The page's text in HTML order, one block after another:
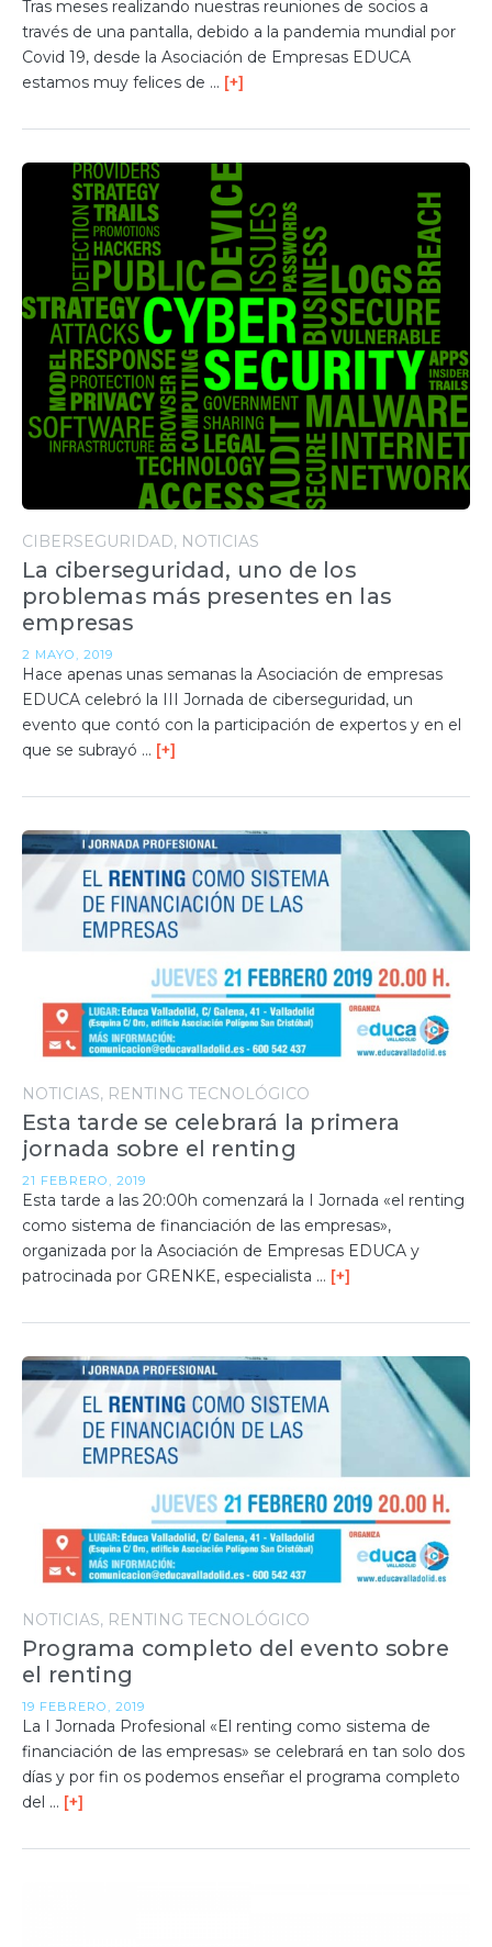
Tras meses realizando nuestras reuniones de socios a
través de una pantalla, debido a la pandemia mundial por
Covid 19, desde la Asociación de Empresas EDUCA
estamos muy felices de … [+]
CIBERSEGURIDAD NOTICIAS
La ciberseguridad, uno de los
problemas más presentes en las
empresas
2 MAYO, 2019
Hace apenas unas semanas la Asociación de empresas
EDUCA celebró la III Jornada de ciberseguridad, un
evento que contó con la participación de expertos y en el
que se subrayó … [+]
NOTICIAS RENTING TECNOLÓGICO
Esta tarde se celebrará la primera
jornada sobre el renting
21 FEBRERO, 2019
Esta tarde a las 20:00h comenzará la I Jornada «el renting
como sistema de financiación de las empresas»,
organizada por la Asociación de Empresas EDUCA y
patrocinada por GRENKE, especialista … [+]
NOTICIAS RENTING TECNOLÓGICO
Programa completo del evento sobre
el renting
19 FEBRERO, 2019
La I Jornada Profesional «El renting como sistema de
financiación de las empresas» se celebrará en tan solo dos
días y por fin os podemos enseñar el programa completo
del … [+]